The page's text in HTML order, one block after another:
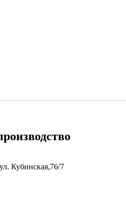
Кубинская,76/7